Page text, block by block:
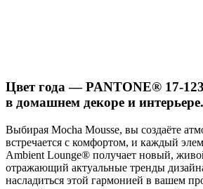
Цвет года — PANTONE® 17-
в домашнем декоре и интерьере.
Выбирая Mocha Mousse, вы создаёте
встречается с комфортом, и каждый
Ambient Lounge® получает новый,
отражающий актуальные тренды
насладиться этой гармонией в вашем